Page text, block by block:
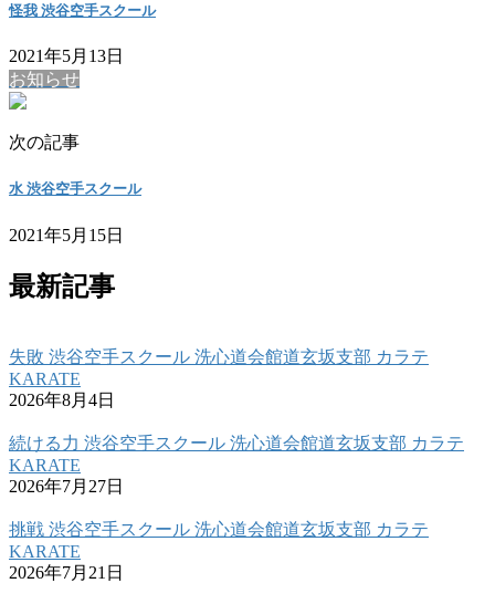
怪我 渋谷空手スクール
2021年5月13日
お知らせ
次の記事
水 渋谷空手スクール
2021年5月15日
最新記事
失敗 渋谷空手スクール 洗心道会館道玄坂支部 カラテ
KARATE
2026年8月4日
続ける力 渋谷空手スクール 洗心道会館道玄坂支部 カラテ
KARATE
2026年7月27日
挑戦 渋谷空手スクール 洗心道会館道玄坂支部 カラテ
KARATE
2026年7月21日